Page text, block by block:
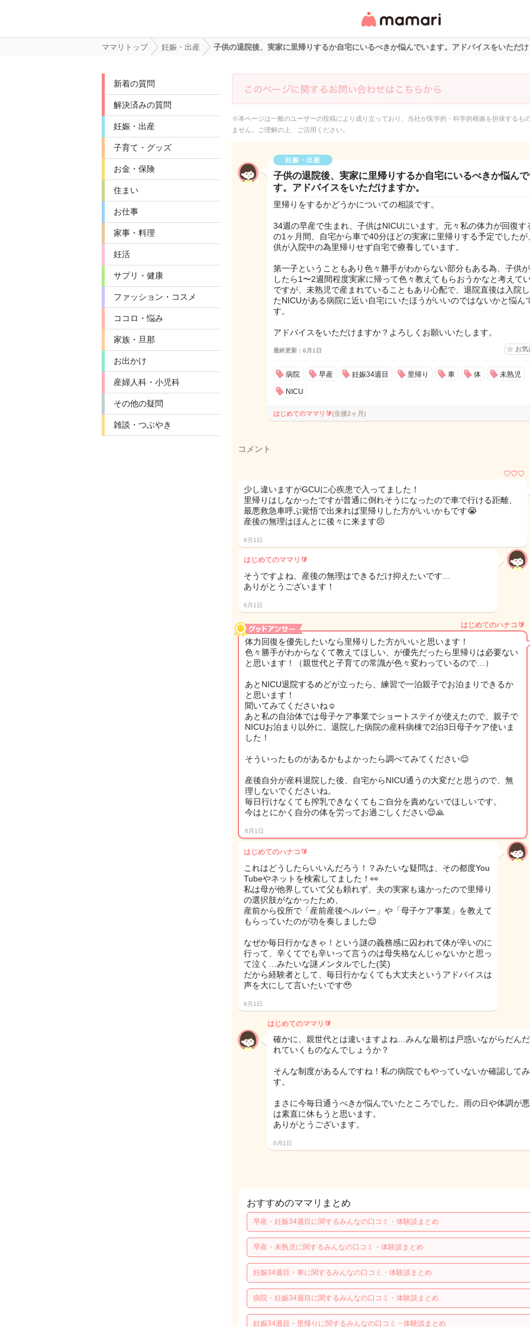
リ・情報サイト
ママリトップ 妊娠・出産 子供の退院後、実家に里帰りするか自宅にいるべきか悩んでいます。アドバイスをいただ
新着の質問
解決済みの質問
妊娠・出産
子育て・グッズ
お金・保険
住まい
お仕事
家事・料理
妊活
サプリ・健康
ファッション・コスメ
ココロ・悩み
家族・旦那
お出かけ
産婦人科・小児科
その他の疑問
雑談・つぶやき
※本ページは一般のユーザーの投稿により成り立っており、当社が医学的・科学的根拠を担保するも
ません。ご理解の上、ご活用ください。
妊娠・出産
子供の退院後、実家に里帰りするか自宅にいるべきか悩ん
す。アドバイスをいただけますか。
里帰りをするかどうかについての相談です。
34週の早産で生まれ、子供はNICUにいます。元々私の体力が回復す
の1ヶ月間、自宅から車で40分ほどの実家に里帰りする予定でしたが
供が入院中の為里帰りせず自宅で療養しています。
第一子ということもあり色々勝手がわからない部分もある為、子供
したら1〜2週間程度実家に帰って色々教えてもらおうかなと考えて
ですが、未熟児で産まれていることもあり心配で、退院直後は入院
たNICUがある病院に近い自宅にいたほうがいいのではないかと悩ん
す。
アドバイスをいただけますか？よろしくお願いいたします。
最終更新：6月1日 お気
病院 早産 妊娠34週目 里帰り 車 体 未熟児
NICU
はじめてのママリ🔰(生後2ヶ月)
コメント
♡♡♡
少し違いますがGCUに心疾患で入ってました！
里帰りはしなかったですが普通に倒れそうになったので車で行ける距離、
最悪救急車呼ぶ覚悟で出来れば里帰りした方がいいかもです😭
産後の無理はほんとに後々に来ます😣
6月1日
はじめてのママリ🔰
そうですよね、産後の無理はできるだけ抑えたいです…
ありがとうございます！
6月1日
はじめてのハナコ🔰
体力回復を優先したいなら里帰りした方がいいと思います！
色々勝手がわからなくて教えてほしい、が優先だったら里帰りは必要ない
と思います！（親世代と子育ての常識が色々変わっているので…）
あとNICU退院するめどが立ったら、練習で一泊親子でお泊まりできるか
と思います！
聞いてみてくださいね☺️
あと私の自治体では母子ケア事業でショートステイが使えたので、親子で
NICUお泊まり以外に、退院した病院の産科病棟で2泊3日母子ケア使いま
した！
そういったものがあるかもよかったら調べてみてください😌
産後自分が産科退院した後、自宅からNICU通うの大変だと思うので、無
理しないでくださいね。
毎日行けなくても搾乳できなくてもご自分を責めないでほしいです。
今はとにかく自分の体を労ってお過ごしください😌🙏
6月1日
はじめてのハナコ🔰
これはどうしたらいいんだろう！？みたいな疑問は、その都度You
Tubeやネットを検索してました！👀
私は母が他界していて父も頼れず、夫の実家も遠かったので里帰り
の選択肢がなかったため、
産前から役所で「産前産後ヘルパー」や「母子ケア事業」を教えて
もらっていたのが功を奏しました😌
なぜか毎日行かなきゃ！という謎の義務感に囚われて体が辛いのに
行って、辛くてでも辛いって言うのは母失格なんじゃないかと思っ
て泣く…みたいな謎メンタルでした(笑)
だから経験者として、毎日行かなくても大丈夫というアドバイスは
声を大にして言いたいです🥹
6月1日
はじめてのママリ🔰
確かに、親世代とは違いますよね…みんな最初は戸惑いながらだん
れていくものなんでしょうか？
そんな制度があるんですね！私の病院でもやっていないか確認して
す。
まさに今毎日通うべきか悩んでいたところでした。雨の日や体調が
は素直に休もうと思います。
ありがとうございます。
6月1日
おすすめのママリまとめ
早産・妊娠34週目に関するみんなの口コミ・体験談まとめ
早産・未熟児に関するみんなの口コミ・体験談まとめ
妊娠34週目・車に関するみんなの口コミ・体験談まとめ
病院・妊娠34週目に関するみんなの口コミ・体験談まとめ
妊娠34週目・里帰りに関するみんなの口コミ・体験談まとめ